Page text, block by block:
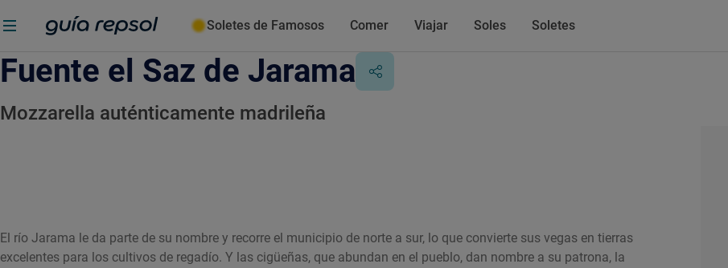
Soletes de Famosos Comer Viajar Soles Soletes
Fuente el Saz de Jarama
Mozzarella auténticamente madrileña
El río Jarama le da parte de su nombre y recorre el municipio de norte a sur, lo que convierte sus vegas en tierras
excelentes para los cultivos de regadío. Y las cigüeñas, que abundan en el pueblo, dan nombre a su patrona, la